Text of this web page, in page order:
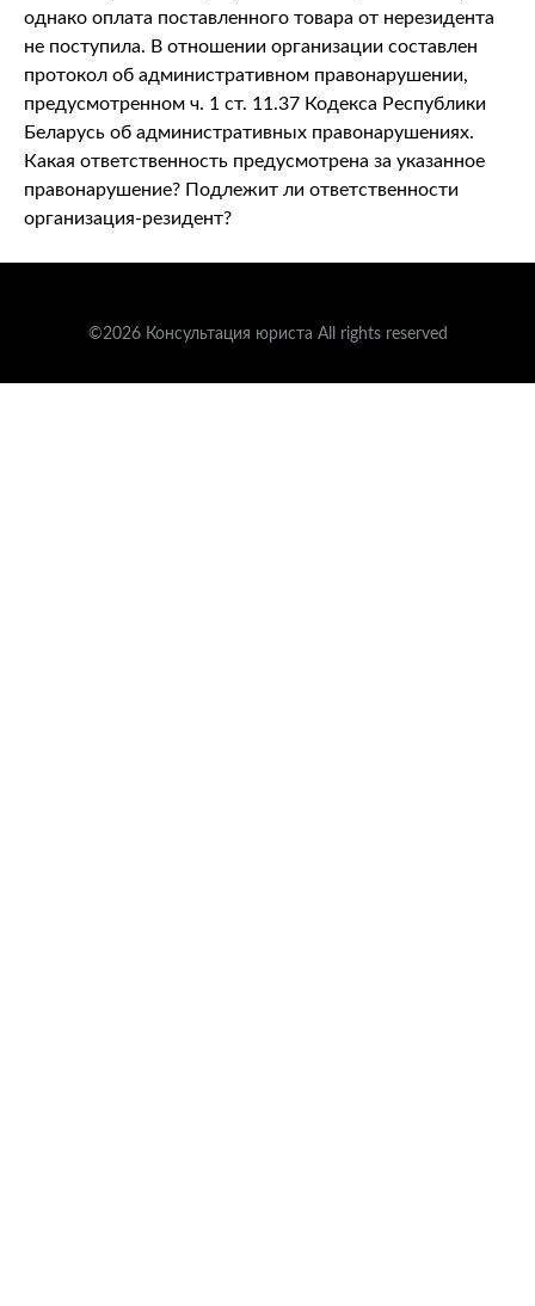
однако оплата поставленного товара от нерезидента
не поступила. В отношении организации составлен
протокол об административном правонарушении,
предусмотренном ч. 1 ст. 11.37 Кодекса Республики
Беларусь об административных правонарушениях.
Какая ответственность предусмотрена за указанное
правонарушение? Подлежит ли ответственности
организация-резидент?
©2026 Консультация юриста All rights reserved